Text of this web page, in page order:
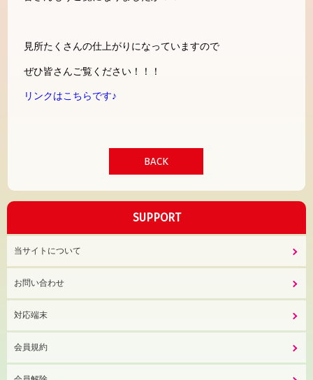
見所たくさんの仕上がりになっていますので
ぜひ皆さんご覧ください！！！
リンクはこちらです♪
BACK
SUPPORT
当サイトについて
お問い合わせ
対応端末
会員規約